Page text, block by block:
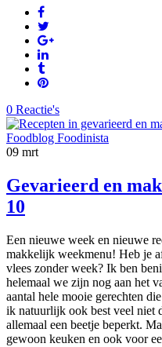
0 Reactie's
09 mrt
Gevarieerd en
10
Een nieuwe week en nieuwe
makkelijk weekmenu! Heb je
vlees zonder week? Ik ben
helemaal we zijn nog aan het
aantal hele mooie gerechten
ik natuurlijk ook best veel niet
allemaal een beetje beperkt.
gewoon keuken en ook voor